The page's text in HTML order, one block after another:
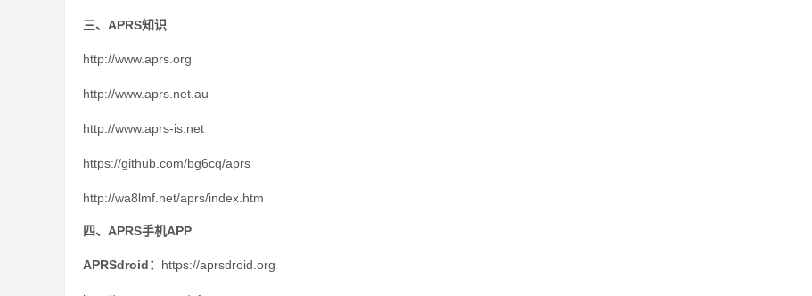
三、APRS知识
http://www.aprs.org
http://www.aprs.net.au
http://www.aprs-is.net
https://github.com/bg6cq/aprs
http://wa8lmf.net/aprs/index.htm
四、APRS手机APP
APRSdroid： https://aprsdroid.org